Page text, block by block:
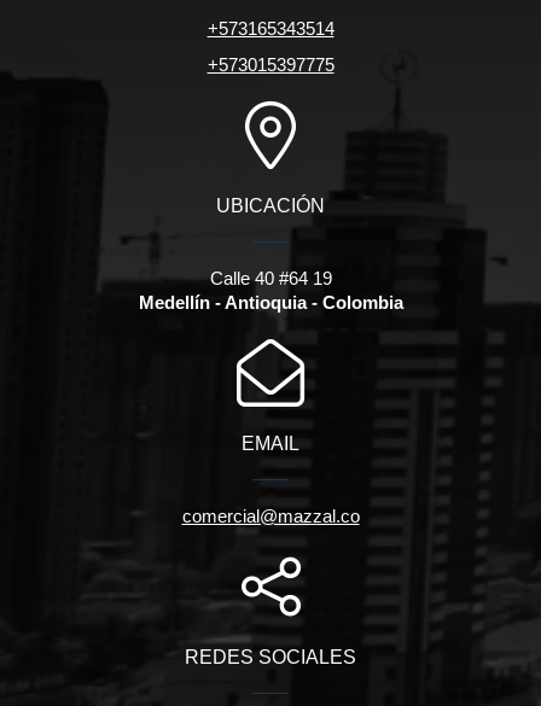
+573165343514
+573015397775
UBICACIÓN
Calle 40 #64 19
Medellín - Antioquia - Colombia
EMAIL
comercial@mazzal.co
REDES SOCIALES